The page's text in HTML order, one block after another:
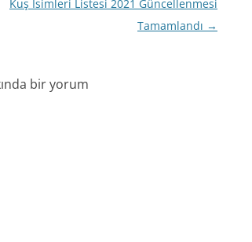
Kuş İsimleri Listesi 2021 Güncellenmesi
Tamamlandı →
bir yorum